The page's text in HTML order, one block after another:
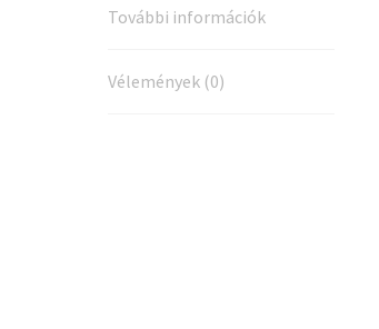
További információk
Vélemények (0)